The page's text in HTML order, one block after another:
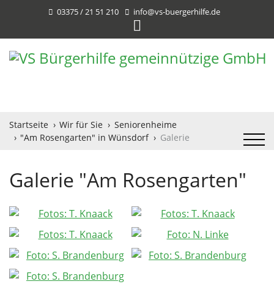
03375 / 21 51 210 info@vs-buergerhilfe.de
Startseite Wir für Sie
Seniorenheime
"Am Rosengarten" in Wünsdorf
Galerie
Galerie "Am Rosengarten"